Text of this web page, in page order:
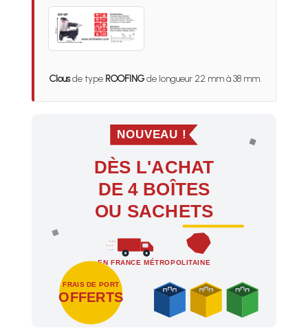
Clousde type ROOFINGde longueur 22 mm à 38 mm.
NOUVEAU !
DÈS L'ACHAT
DE 4 BOÎTES
OU SACHETS
EN FRANCE MÉTROPOLITAINE
FRAIS DE PORT
OFFERTS